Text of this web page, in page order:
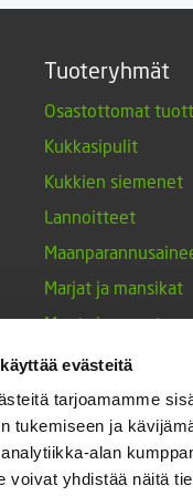
evästeitä
tarjoamamme
tukemiseen ja
alan
voivat yhdistää näitä
Tuoteryhmät
Osastottomat
Kukkasipulit
Kukkien siemenet
Lannoitteet
Marjat ja mansikat
Muut siemenet
Muut tuotteet
Siemenperunat
Tarvikkeet
Triumph-tulppaanit